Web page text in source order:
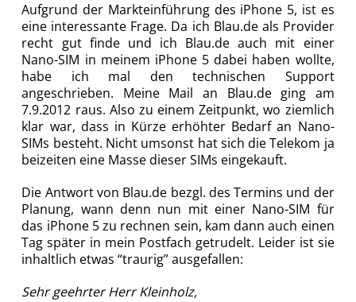
Aufgrund der Markteinführung des iPhone 5, ist es
eine interessante Frage. Da ich Blau.de als Provider
recht gut finde und ich Blau.de auch mit einer
Nano-SIM in meinem iPhone 5 dabei haben wollte,
habe ich mal den technischen Support
angeschrieben. Meine Mail an Blau.de ging am
7.9.2012 raus. Also zu einem Zeitpunkt, wo ziemlich
klar war, dass in Kürze erhöhter Bedarf an Nano-
SIMs besteht. Nicht umsonst hat sich die Telekom ja
beizeiten eine Masse dieser SIMs eingekauft.
Die Antwort von Blau.de bezgl. des Termins und der
Planung, wann denn nun mit einer Nano-SIM für
das iPhone 5 zu rechnen sein, kam dann auch einen
Tag später in mein Postfach getrudelt. Leider ist sie
inhaltlich etwas “traurig” ausgefallen:
Sehr geehrter Herr Kleinholz,